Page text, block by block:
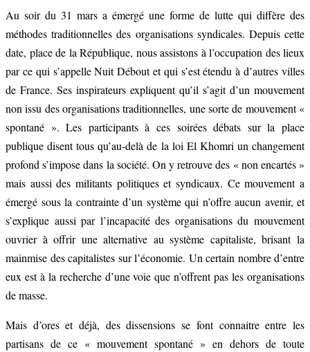
Au soir du 31 mars a émergé une forme de lutte qui diffère des
méthodes traditionnelles des organisations syndicales. Depuis cette
date, place de la République, nous assistons à l’occupation des lieux
par ce qui s’appelle Nuit Débout et qui s’est étendu à d’autres villes
de France. Ses inspirateurs expliquent qu’il s’agit d’un mouvement
non issu des organisations traditionnelles, une sorte de mouvement «
spontané ». Les participants à ces soirées débats sur la place
publique disent tous qu’au-delà de la loi El Khomri un changement
profond s’impose dans la société. On y retrouve des « non encartés »
mais aussi des militants politiques et syndicaux. Ce mouvement a
émergé sous la contrainte d’un système qui n’offre aucun avenir, et
s’explique aussi par l’incapacité des organisations du mouvement
ouvrier à offrir une alternative au système capitaliste, brisant la
mainmise des capitalistes sur l’économie. Un certain nombre d’entre
eux est à la recherche d’une voie que n’offrent pas les organisations
de masse.
Mais d’ores et déjà, des dissensions se font connaitre entre les
partisans de ce « mouvement spontané » en dehors de toute